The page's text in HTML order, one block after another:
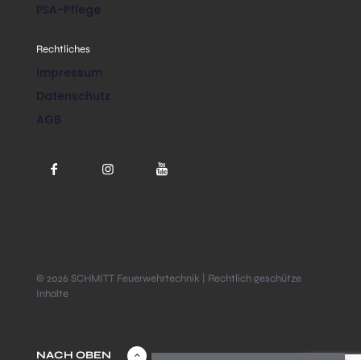
PSA-Pflege
Rechtliches
Impressum
Datenschutz
AGB
© 2026 SCHMITT Feuerwehrtechnik | Rechtlich geschütze
Inhalte
NACH OBEN